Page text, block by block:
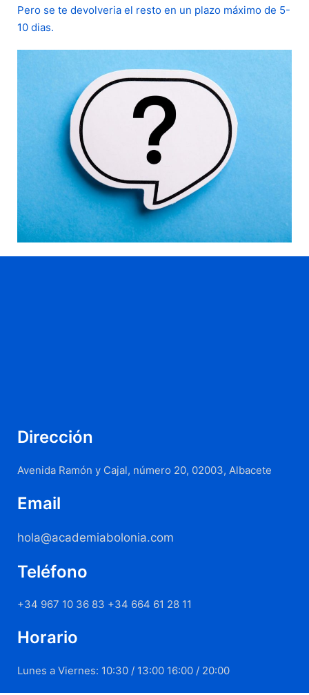
Pero se te devolveria el resto en un plazo máximo de 5-
10 dias.
Dirección
Avenida Ramón y Cajal, número 20, 02003, Albacete
Email
hola@academiabolonia.com
Teléfono
+34 967 10 36 83 +34 664 61 28 11
Horario
Lunes a Viernes: 10:30 / 13:00 16:00 / 20:00